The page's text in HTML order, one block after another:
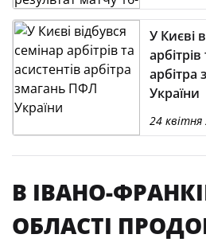
У Києві
арбітра
України
24
В ІВАНО-
ОБЛАСТІ